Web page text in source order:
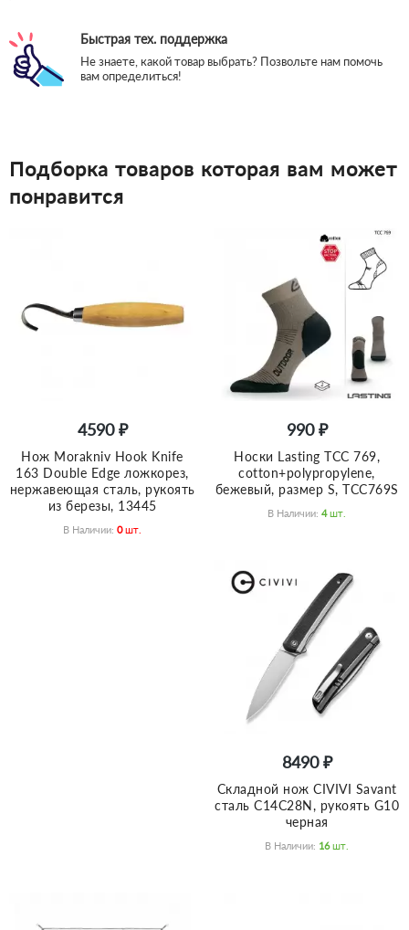
Быстрая тех. поддержка
Не знаете, какой товар выбрать? Позвольте нам помочь
вам определиться!
Подборка товаров которая вам может
понравится
4590 ₽
Нож Morakniv Hook Knife
163 Double Edge ложкорез,
нержавеющая сталь, рукоять
из березы, 13445
В Наличии: 0 Шт.
990 ₽
Носки Lasting TCC 769,
cotton+polypropylene,
бежевый, размер S, TCC769S
В Наличии: 4 Шт.
8490 ₽
Складной нож CIVIVI Savant
сталь C14C28N, рукоять G10
черная
В Наличии: 16 Шт.